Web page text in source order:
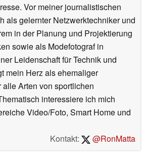
Vor meiner journalistischen
als gelernter Netzwerktechniker und
in der Planung und Projektierung
sowie als Modefotograf in
Leidenschaft für Technik und
mein Herz als ehemaliger
Arten von sportlichen
interessiere ich mich
Video/Foto, Smart Home und
Kontakt:
@RonMatta